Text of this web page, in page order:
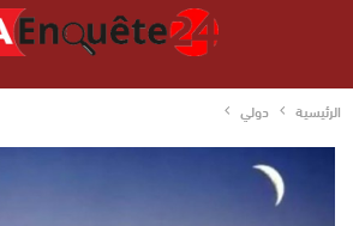
الرئيسية دولي